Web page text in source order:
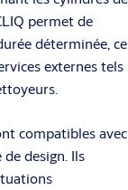
permet de
déterminée, ce
externes tels
compatibles avec
de design. Ils